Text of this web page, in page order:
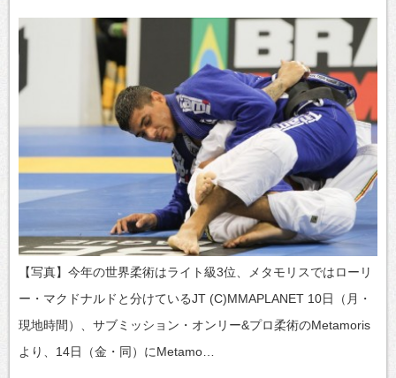
【写真】今年の世界柔術はライト級3位、メタモリスではローリ
ー・マクドナルドと分けているJT (C)MMAPLANET 10日（月・
現地時間）、サブミッション・オンリー&プロ柔術のMetamoris
より、14日（金・同）にMetamo…